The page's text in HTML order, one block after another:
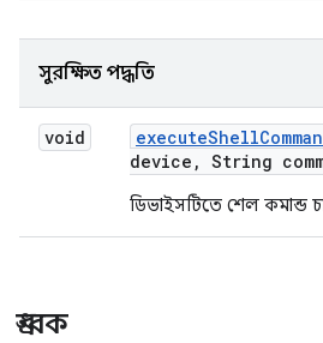
সুরক্ষিত পদ্ধতি
void executeShell
device , String
ডিভাইসটিতে শেল কমান্ড
ধ্রুবক